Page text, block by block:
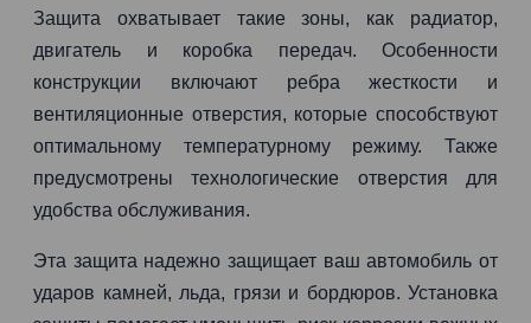
Защита охватывает такие зоны, как радиатор,
двигатель и коробка передач. Особенности
конструкции включают ребра жесткости и
вентиляционные отверстия, которые способствуют
оптимальному температурному режиму. Также
предусмотрены технологические отверстия для
удобства обслуживания.
Эта защита надежно защищает ваш автомобиль от
ударов камней, льда, грязи и бордюров. Установка